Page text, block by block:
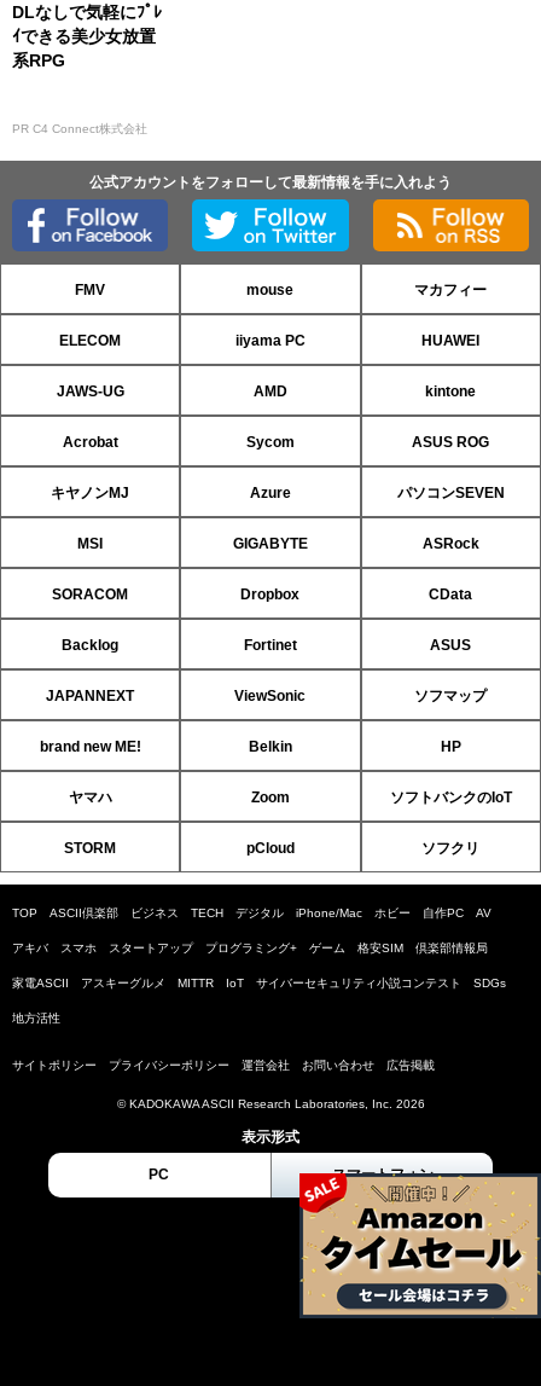
DLなしで気軽にﾌﾟﾚ
ｲできる美少女放置
系RPG
PR C4 Connect株式会社
公式アカウントをフォローして最新情報を手に入れよう
FMV mouse マカフィー
ELECOM iiyama PC HUAWEI
JAWS-UG AMD kintone
Acrobat Sycom ASUS ROG
キヤノンMJ Azure パソコンSEVEN
MSI GIGABYTE ASRock
SORACOM Dropbox CData
Backlog Fortinet ASUS
JAPANNEXT ViewSonic ソフマップ
brand new ME! Belkin HP
ヤマハ Zoom ソフトバンクのIoT
STORM pCloud ソフクリ
TOP ASCII倶楽部 ビジネス TECH デジタル iPhone/Mac ホビー 自作PC AV
アキバ スマホ スタートアップ プログラミング+ ゲーム 格安SIM 倶楽部情報局
家電ASCII アスキーグルメ MITTR IoT サイバーセキュリティ小説コンテスト SDGs
地方活性
サイトポリシー プライバシーポリシー 運営会社 お問い合わせ 広告掲載
© KADOKAWA ASCII Research Laboratories, Inc. 2026
表示形式
PC スマートフォン